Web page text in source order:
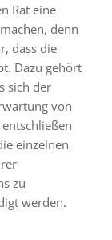
Rat eine
denn
dass die
Dazu gehört
sich der
von
einzelnen
zu
werden.